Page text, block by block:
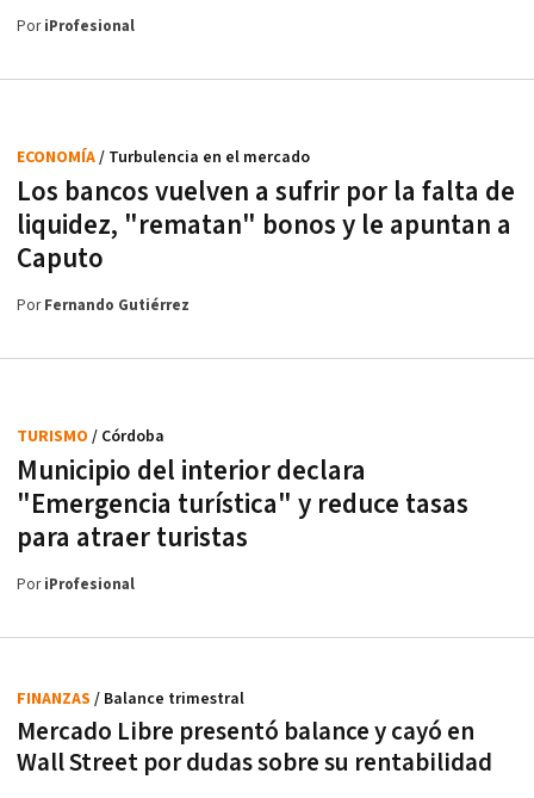
PoriProfesional
Los bancos vuelven a sufrir por la falta de
liquidez, "rematan" bonos y le apuntan a
Caputo
ECONOMÍA/ Turbulencia en el mercado
PorFernando Gutiérrez
Municipio del interior declara
"Emergencia turística" y reduce tasas
para atraer turistas
TURISMO / Córdoba
PoriProfesional
Mercado Libre presentó balance y cayó en
Wall Street por dudas sobre su rentabilidad
FINANZAS / Balance trimestral